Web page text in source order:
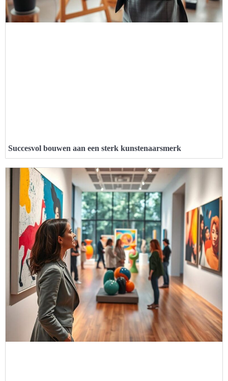
Succesvol bouwen aan een sterk kunstenaarsmerk